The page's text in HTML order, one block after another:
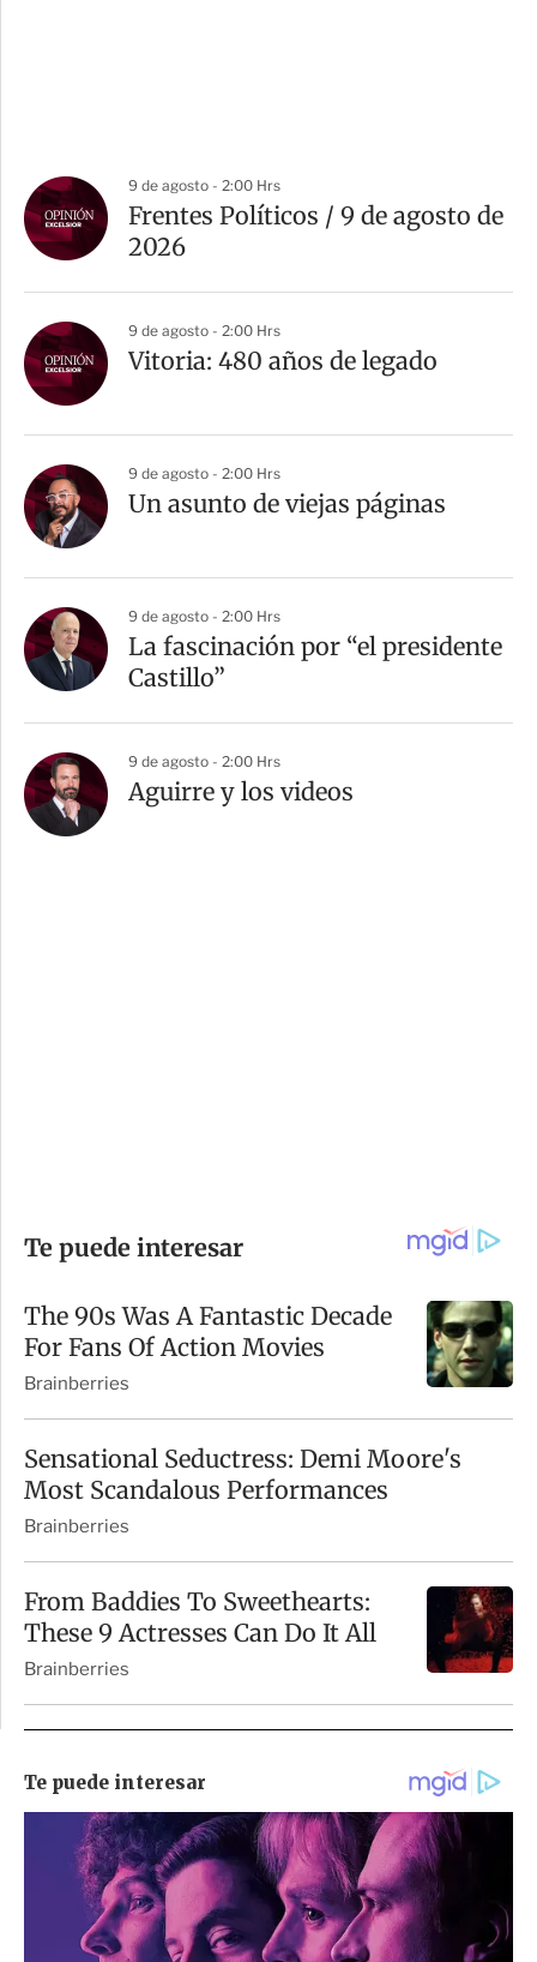
9 de agosto - 2:00 Hrs
Frentes Políticos / 9 de agosto de
2026
9 de agosto - 2:00 Hrs
Vitoria: 480 años de legado
9 de agosto - 2:00 Hrs
Un asunto de viejas páginas
9 de agosto - 2:00 Hrs
La fascinación por “el presidente
Castillo”
9 de agosto - 2:00 Hrs
Aguirre y los videos